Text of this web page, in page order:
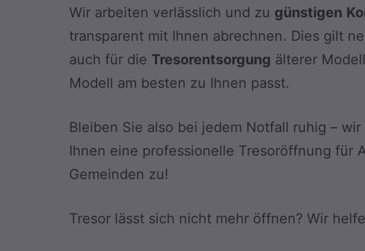
Wir arbeiten verlässlich und zu günstigen
transparent mit Ihnen abrechnen. Dies gilt
auch für die Tresorentsorgung älterer
Modell am besten zu Ihnen passt.
Bleiben Sie also bei jedem Notfall ruhig –
Ihnen eine professionelle Tresoröffnung für
Gemeinden zu!
Tresor lässt sich nicht mehr öffnen? Wir